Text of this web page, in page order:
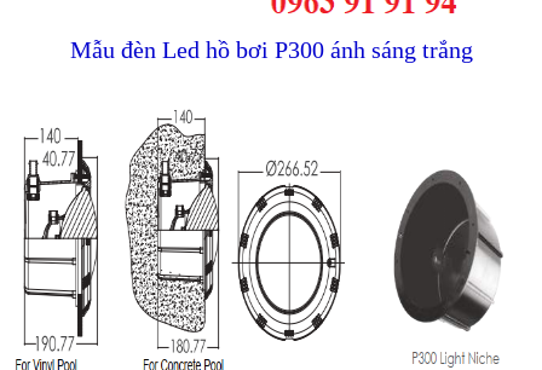
Mẫu đèn Led hồ bơi P300 ánh sáng trắng